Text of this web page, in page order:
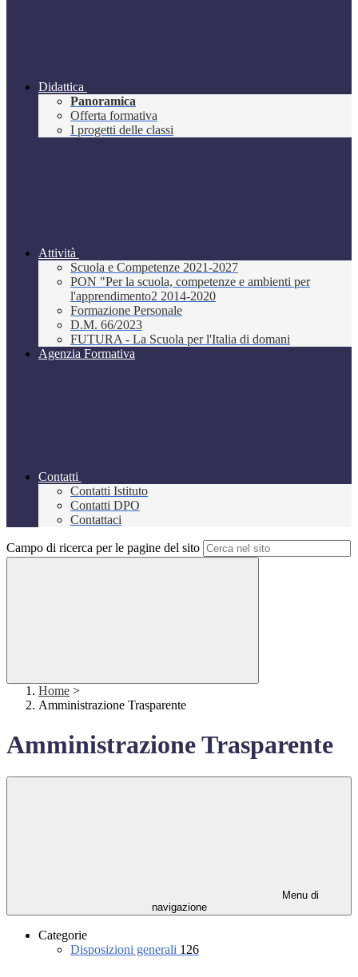
Didattica
Panoramica
Offerta formativa
I progetti delle classi
Attività
Scuola e Competenze 2021-2027
PON "Per la scuola, competenze e ambienti per
l'apprendimento2 2014-2020
Formazione Personale
D.M. 66/2023
FUTURA - La Scuola per l'Italia di domani
Agenzia Formativa
Contatti
Contatti Istituto
Contatti DPO
Contattaci
Campo di ricerca per le pagine del sito
Home >
Amministrazione Trasparente
Amministrazione Trasparente
Menu di
navigazione
Categorie
Disposizioni generali 126